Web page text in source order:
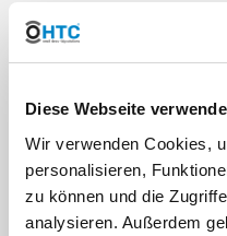
Diese Webseite
Wir verwenden Cookies,
personalisieren,
zu können und die
analysieren. Außerdem
Zustand:
-40°C bis